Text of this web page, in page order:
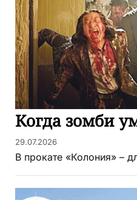
Когда зомби
29.07.2026
В прокате «Колония» –